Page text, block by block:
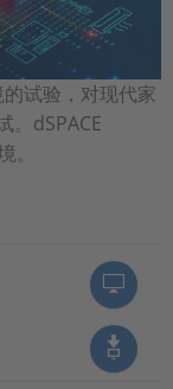
试验，对现代家
。dSPACE